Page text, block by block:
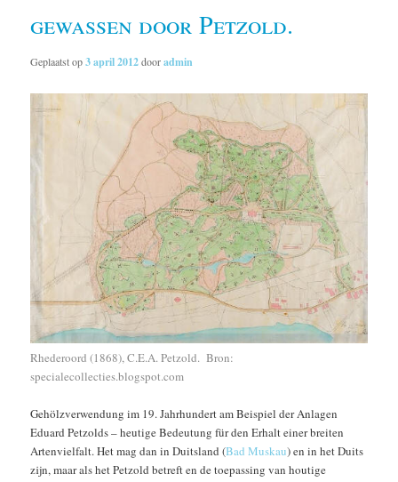
gewassen door Petzold.
Geplaatst op3 april 2012dooradmin
Rhederoord (1868), C.E.A. Petzold. Bron:
specialecollecties.blogspot.com
Gehölzverwendung im 19. Jahrhundert am Beispiel der Anlagen
Eduard Petzolds – heutige Bedeutung für den Erhalt einer breiten
Artenvielfalt. Het mag dan in Duitsland (Bad Muskau) en in het Duits
zijn, maar als het Petzold betreft en de toepassing van houtige